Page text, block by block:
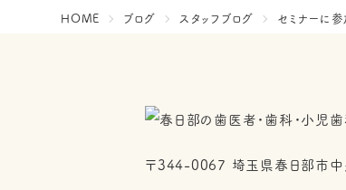
HOME ブログ スタッフブログ セミナーに
〒344-0067 埼玉県春日部市